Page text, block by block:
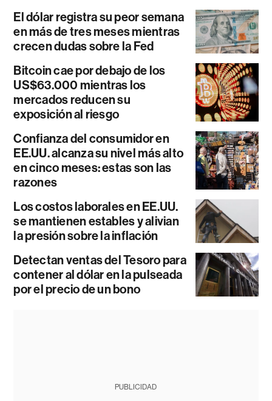
El dólar registra su peor semana
en más de tres meses mientras
crecen dudas sobre la Fed
Bitcoin cae por debajo de los
US$63.000 mientras los
mercados reducen su
exposición al riesgo
Confianza del consumidor en
EE.UU. alcanza su nivel más alto
en cinco meses: estas son las
razones
Los costos laborales en EE.UU.
se mantienen estables y alivian
la presión sobre la inflación
Detectan ventas del Tesoro para
contener al dólar en la pulseada
por el precio de un bono
PUBLICIDAD